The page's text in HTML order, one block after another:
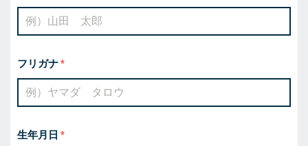
フリガナ
生年月日